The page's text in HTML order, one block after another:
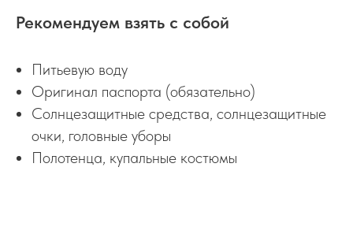
Рекомендуем взять с собой
Питьевую воду
Оригинал паспорта (обязательно)
Солнцезащитные средства, солнцезащитные
очки, головные уборы
Полотенца, купальные костюмы